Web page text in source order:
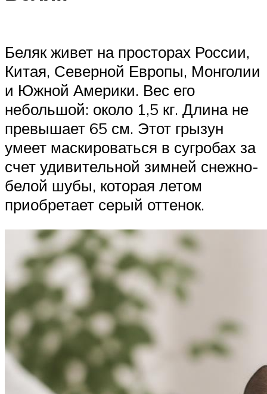
Беляк живет на просторах России,
Китая, Северной Европы, Монголии
и Южной Америки. Вес его
небольшой: около 1,5 кг. Длина не
превышает 65 см. Этот грызун
умеет маскироваться в сугробах за
счет удивительной зимней снежно-
белой шубы, которая летом
приобретает серый оттенок.